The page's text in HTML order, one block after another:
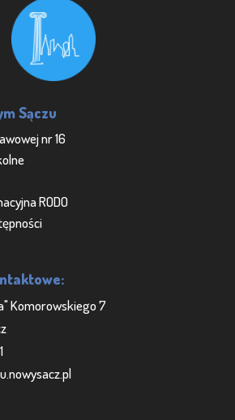
Sączu
nr 16
RODO
Komorowskiego 7